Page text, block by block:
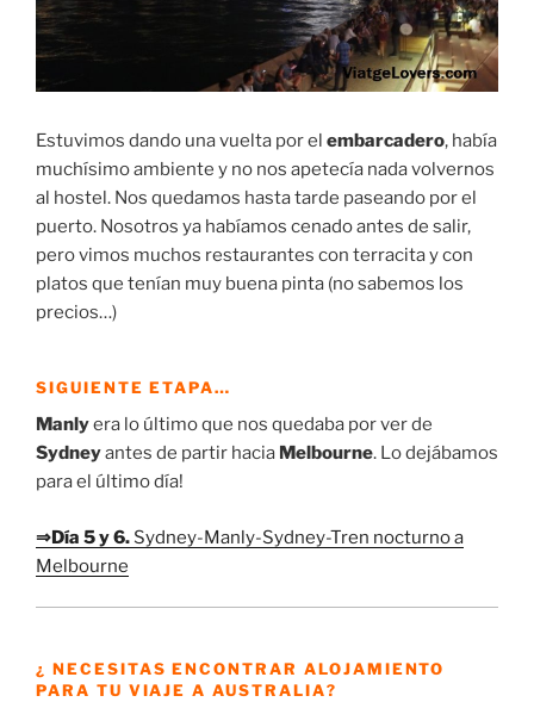
Estuvimos dando una vuelta por el embarcadero, había
muchísimo ambiente y no nos apetecía nada volvernos
al hostel. Nos quedamos hasta tarde paseando por el
puerto. Nosotros ya habíamos cenado antes de salir,
pero vimos muchos restaurantes con terracita y con
platos que tenían muy buena pinta (no sabemos los
precios…)
SIGUIENTE ETAPA…
Manlyera lo último que nos quedaba por ver de
Sydneyantes de partir hacia Melbourne. Lo dejábamos
para el último día!
⇒Día 5 y 6. Sydney-Manly-Sydney-Tren nocturno a
Melbourne
¿ NECESITAS ENCONTRAR ALOJAMIENTO
PARA TU VIAJE A AUSTRALIA?